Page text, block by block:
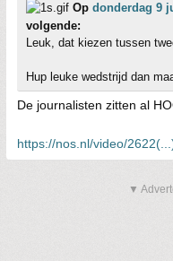
Op donderdag 9
volgende:
Leuk, dat kiezen tussen
Hup leuke wedstrijd dan
De journalisten zitten al
https://nos.nl/video/
▼